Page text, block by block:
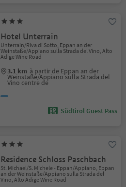
Hotel Unterrain
Unterrain/Riva di Sotto, Eppan an der
Weinstaße/Appiano sulla Strada del Vino, Alto
Adige Wine Road
3.1 km à partir de Eppan an der
Weinstaße/Appiano sulla Strada del
Vino centre de
Südtirol Guest Pass
Residence Schloss Paschbach
St. Michael/S. Michele - Eppan/Appiano, Eppan
an der Weinstaße/Appiano sulla Strada del
Vino, Alto Adige Wine Road